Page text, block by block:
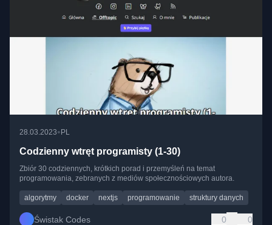
28.03.2023•PL
Codzienny wtręt programisty (1-30)
Zbiór 30 codziennych, krótkich porad i przemyśleń na temat
programowania, zebranych z mediów społecznościowych autora.
algorytmy docker nextjs programowanie struktury danych
Świstak Codes 0 0